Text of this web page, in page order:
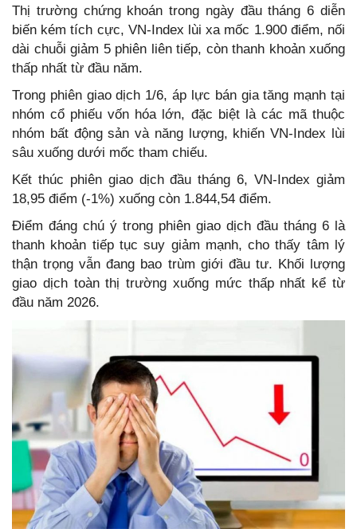
Thị trường chứng khoán trong ngày đầu tháng 6 diễn
biến kém tích cực, VN-Index lùi xa mốc 1.900 điểm, nối
dài chuỗi giảm 5 phiên liên tiếp, còn thanh khoản xuống
thấp nhất từ đầu năm.
Trong phiên giao dịch 1/6, áp lực bán gia tăng mạnh tại
nhóm cổ phiếu vốn hóa lớn, đặc biệt là các mã thuộc
nhóm bất động sản và năng lượng, khiến VN-Index lùi
sâu xuống dưới mốc tham chiếu.
Kết thúc phiên giao dịch đầu tháng 6, VN-Index giảm
18,95 điểm (-1%) xuống còn 1.844,54 điểm.
Điểm đáng chú ý trong phiên giao dịch đầu tháng 6 là
thanh khoản tiếp tục suy giảm mạnh, cho thấy tâm lý
thận trọng vẫn đang bao trùm giới đầu tư. Khối lượng
giao dịch toàn thị trường xuống mức thấp nhất kể từ
đầu năm 2026.